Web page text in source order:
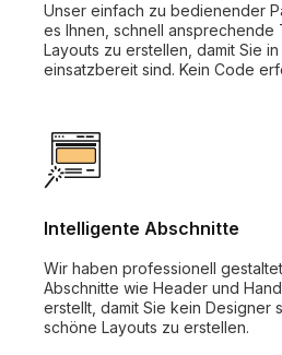
Unser einfach zu bedienender
es Ihnen, schnell ansprechende
Layouts zu erstellen, damit Sie
einsatzbereit sind. Kein Code
Intelligente Abschnitte
Wir haben professionell
Abschnitte wie Header und
erstellt, damit Sie kein Designer
schöne Layouts zu erstellen.